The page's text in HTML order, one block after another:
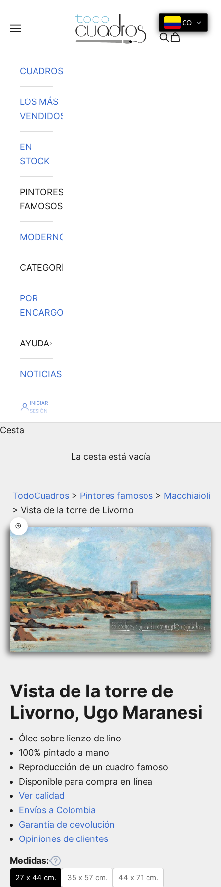
Menú
CO
Buscar
Cesta
CUADROS
LOS MÁS
VENDIDOS
EN
STOCK
PINTORES
FAMOSOS
MODERNOS
CATEGORÍAS
POR
ENCARGO
AYUDA
NOTICIAS
INICIAR
SESIÓN
Cesta
La cesta está vacía
TodoCuadros > Pintores famosos > Macchiaioli
> Vista de la torre de Livorno
Zoom
Vista de la torre de
Livorno, Ugo Maranesi
Óleo sobre lienzo de lino
100% pintado a mano
Reproducción de un cuadro famoso
Disponible para compra en línea
Ver calidad
Envíos a Colombia
Garantía de devolución
Opiniones de clientes
Medidas:
27 x 44 cm. 35 x 57 cm. 44 x 71 cm.